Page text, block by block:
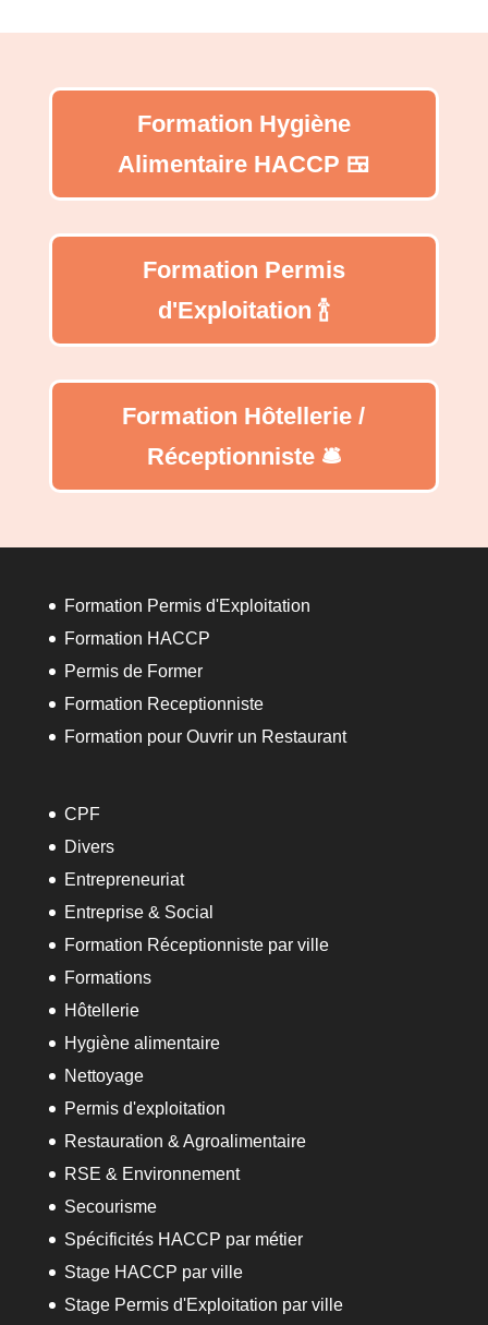
Formation Hygiène
Alimentaire HACCP 🍱
Formation Permis
d'Exploitation 🍾
Formation Hôtellerie /
Réceptionniste 🛎️
Formation Permis d'Exploitation
Formation HACCP
Permis de Former
Formation Receptionniste
Formation pour Ouvrir un Restaurant
CPF
Divers
Entrepreneuriat
Entreprise & Social
Formation Réceptionniste par ville
Formations
Hôtellerie
Hygiène alimentaire
Nettoyage
Permis d'exploitation
Restauration & Agroalimentaire
RSE & Environnement
Secourisme
Spécificités HACCP par métier
Stage HACCP par ville
Stage Permis d'Exploitation par ville